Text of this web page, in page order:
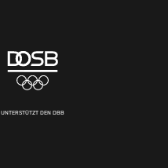
UNTERSTÜTZT DEN DBB